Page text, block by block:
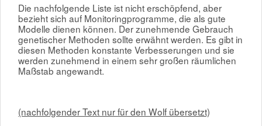
Die nachfolgende Liste ist nicht erschöpfend, aber
bezieht sich auf Monitoringprogramme, die als gute
Modelle dienen können. Der zunehmende Gebrauch
genetischer Methoden sollte erwähnt werden. Es gibt in
diesen Methoden konstante Verbesserungen und sie
werden zunehmend in einem sehr großen räumlichen
Maßstab angewandt.
(nachfolgender Text nur für den Wolf übersetzt)